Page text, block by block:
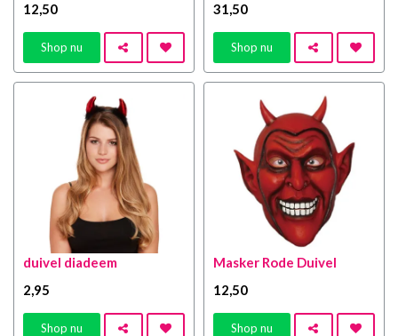
12,50
Shop nu
31,50
Shop nu
duivel diadeem
2,95
Shop nu
Masker Rode Duivel
12,50
Shop nu